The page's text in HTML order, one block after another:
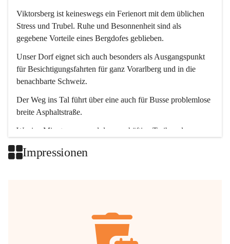
Viktorsberg ist keineswegs ein Ferienort mit dem üblichen
Stress und Trubel. Ruhe und Besonnenheit sind als
gegebene Vorteile eines Bergdofes geblieben.
Unser Dorf eignet sich auch besonders als Ausgangspunkt
für Besichtigungsfahrten für ganz Vorarlberg und in die
benachbarte Schweiz.
Der Weg ins Tal führt über eine auch für Busse problemlose
breite Asphaltstraße.
Wenige Minuten nur, und das geschäftige Treiben der
Impressionen